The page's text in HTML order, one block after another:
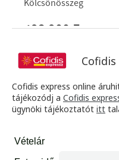
Cofidis express online
tájékozódj a Cofidis
ügynöki tájékoztatót itt